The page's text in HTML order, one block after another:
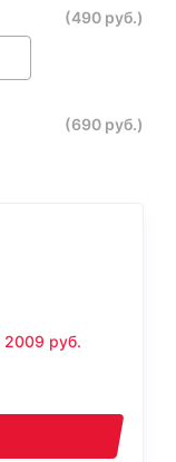
(490 руб.)
(690 руб.)
2009 руб.